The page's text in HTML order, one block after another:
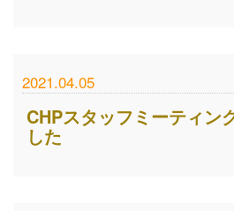
2021.04.05
CHPスタッフミーティン
した